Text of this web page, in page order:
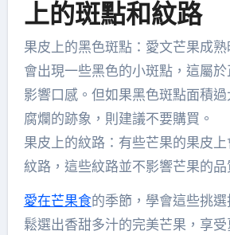
上的斑點和紋路
果皮上的黑色斑點：愛文芒果成
會出現一些黑色的小斑點，這屬
影響口感。但如果黑色斑點面積
腐爛的跡象，則建議不要購買。
果皮上的紋路：有些芒果的果皮
紋路，這些紋路並不影響芒果的品
愛在芒果食的季節，學會這些挑
鬆選出香甜多汁的完美芒果，享